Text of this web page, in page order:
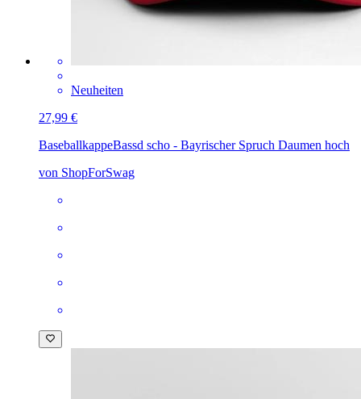
Neuheiten
27,99 €
BaseballkappeBassd scho - Bayrischer Spruch Daumen hoch
von ShopForSwag